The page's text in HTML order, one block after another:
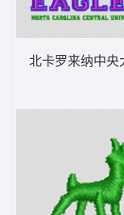
北卡罗来纳中央